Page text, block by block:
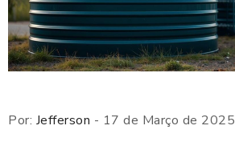
Por: Jefferson - 17 de Março de 2025